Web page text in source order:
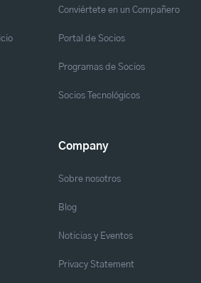
Conviértete en un Compañero
Portal de Socios
Programas de Socios
Socios Tecnológicos
Company
Sobre nosotros
Blog
Noticias y Eventos
Privacy Statement